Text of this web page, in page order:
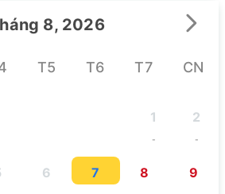
8, 2026
T5 T6 T7 CN
1
-
2
-
6 7 8 9